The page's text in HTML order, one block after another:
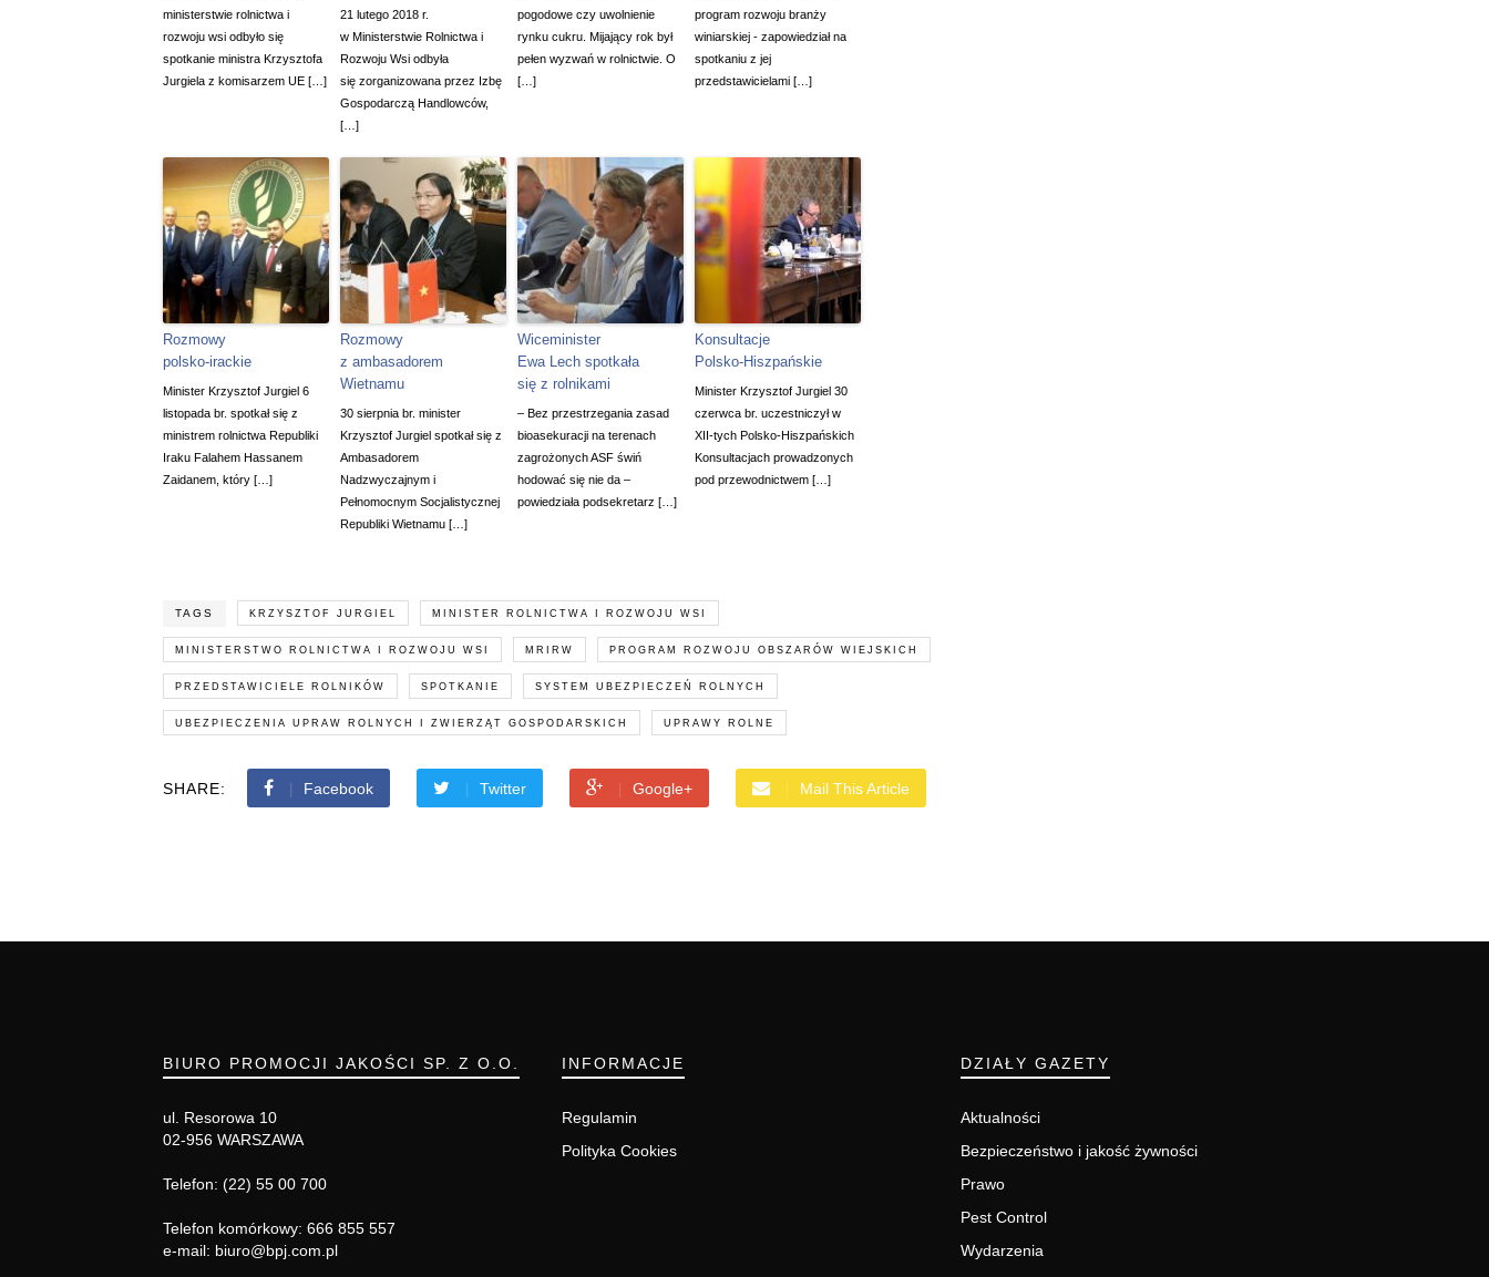
ministerstwie rolnictwa i
rozwoju wsi odbyło się
spotkanie ministra Krzysztofa
Jurgiela z komisarzem UE […]
21 lutego 2018 r.
w Ministerstwie Rolnictwa i
Rozwoju Wsi odbyła
się zorganizowana przez Izbę
Gospodarczą Handlowców,
[…]
pogodowe czy uwolnienie
rynku cukru. Mijający rok był
pełen wyzwań w rolnictwie. O
[…]
program rozwoju branży
winiarskiej - zapowiedział na
spotkaniu z jej
przedstawicielami […]
Rozmowy
polsko-irackie
Minister Krzysztof Jurgiel 6
listopada br. spotkał się z
ministrem rolnictwa Republiki
Iraku Falahem Hassanem
Zaidanem, który […]
Rozmowy
z ambasadorem
Wietnamu
30 sierpnia br. minister
Krzysztof Jurgiel spotkał się z
Ambasadorem
Nadzwyczajnym i
Pełnomocnym Socjalistycznej
Republiki Wietnamu […]
Wiceminister
Ewa Lech spotkała
się z rolnikami
– Bez przestrzegania zasad
bioasekuracji na terenach
zagrożonych ASF świń
hodować się nie da –
powiedziała podsekretarz […]
Konsultacje
Polsko-Hiszpańskie
Minister Krzysztof Jurgiel 30
czerwca br. uczestniczył w
XII-tych Polsko-Hiszpańskich
Konsultacjach prowadzonych
pod przewodnictwem […]
TAGS KRZYSZTOF JURGIEL MINISTER ROLNICTWA I ROZWOJU WSI
MINISTERSTWO ROLNICTWA I ROZWOJU WSI MRIRW PROGRAM ROZWOJU OBSZARÓW WIEJSKICH
PRZEDSTAWICIELE ROLNIKÓW SPOTKANIE SYSTEM UBEZPIECZEŃ ROLNYCH
UBEZPIECZENIA UPRAW ROLNYCH I ZWIERZĄT GOSPODARSKICH UPRAWY ROLNE
SHARE: Facebook Twitter Google+ Mail This Article
BIURO PROMOCJI JAKOŚCI SP. Z O.O.
ul. Resorowa 10
02-956 WARSZAWA
Telefon: (22) 55 00 700
Telefon komórkowy: 666 855 557
e-mail: biuro@bpj.com.pl
INFORMACJE
Regulamin
Polityka Cookies
DZIAŁY GAZETY
Aktualności
Bezpieczeństwo i jakość żywności
Prawo
Pest Control
Wydarzenia